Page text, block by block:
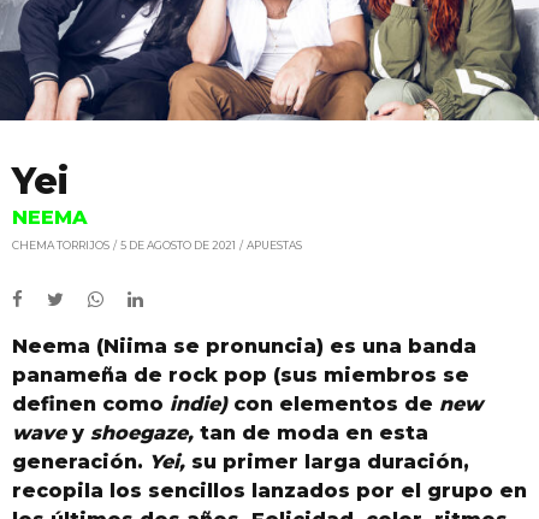
Yei
NEEMA
CHEMA TORRIJOS 5 DE AGOSTO DE 2021 APUESTAS
Neema (Niima se pronuncia) es una banda
panameña de rock pop (sus miembros se
definen como indie)con elementos de new
wavey shoegaze, tan de moda en esta
generación. Yei, su primer larga duración,
recopila los sencillos lanzados por el grupo en